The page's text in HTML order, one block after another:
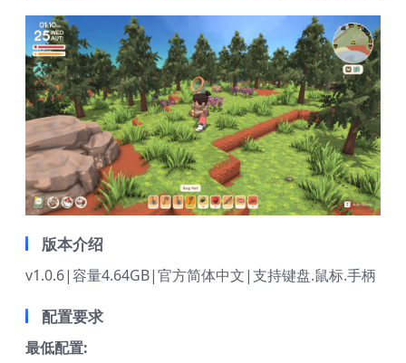
版本介绍
v1.0.6|容量4.64GB|官方简体中文|支持键盘.鼠标.手柄
配置要求
最低配置: